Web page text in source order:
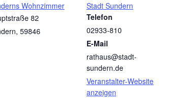
Wohnzimmer
82
, 59846
Stadt Sundern
Telefon
02933-810
E-Mail
rathaus@stadt-
sundern.de
Veranstalter-Website
anzeigen